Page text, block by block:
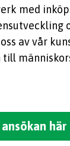
med
av vår
till
här